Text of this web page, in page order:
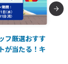
フ厳選おすす
が当たる！キ